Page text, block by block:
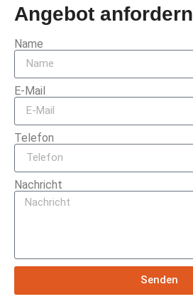
Angebot anfordern
Name
E-Mail
Telefon
Nachricht
Senden